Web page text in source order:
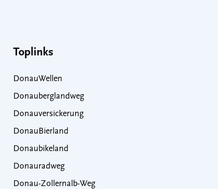
Toplinks
DonauWellen
Donauberglandweg
Donauversickerung
DonauBierland
Donaubikeland
Donauradweg
Donau-Zollernalb-Weg